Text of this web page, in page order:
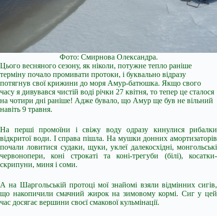
Фото: Смирнова Олександра.
Цього весняного сезону, як ніколи, потужне тепло раніше
терміну почало промивати протоки, і буквально відразу
потягнув свої крижини до моря Амур-батюшка. Якщо свого
часу я дивувався чистій воді річки 27 квітня, то тепер це сталося
на чотири дні раніше! Адже бувало, що Амур ще був не вільний
навіть 9 травня.
На перші промоїни і свіжу воду одразу кинулися рибалки
відкритої води. І справа пішла. На мушки донних амортизаторів
почали ловитися судаки, щуки, уклеї далекосхідні, монгольські
червонопери, коні строкаті та коні-трегуби (білі), косатки-
скрипуни, миня і соми.
А на Шаргольській протоці мої знайомі взяли відмінних сигів,
що накопичили смачний жирок на зимовому кормі. Сиг у цей
час досягає вершини своєї смакової кульмінації.